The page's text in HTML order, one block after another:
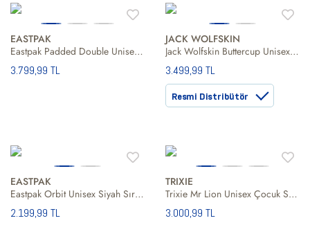
EASTPAK
Eastpak Padded Double Unisex Sırt Çantası
3.799,99 TL
JACK WOLFSKIN
Jack Wolfskin Buttercup Unisex Çocuk Sarı Sırt Çantası
3.499,99 TL
Resmi Distribütör
EASTPAK
Eastpak Orbit Unisex Siyah Sırt Çantası
2.199,99 TL
TRIXIE
Trixie Mr Lion Unisex Çocuk Sarı Sırt Çantası
3.000,99 TL